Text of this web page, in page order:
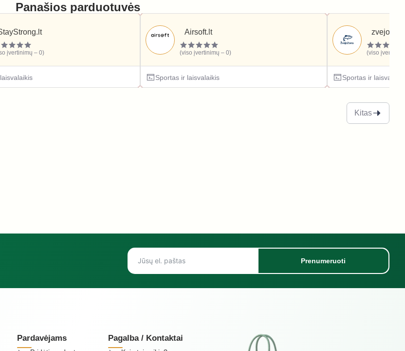
Panašios parduotuvės
įvertinimų – 0)
Airsoft.lt
(viso įvertinimų – 0)
Sportas ir laisvalaikis
(viso
Sportas ir
Kitas
Prenumeruoti
Pardavėjams Pagalba / Kontaktai